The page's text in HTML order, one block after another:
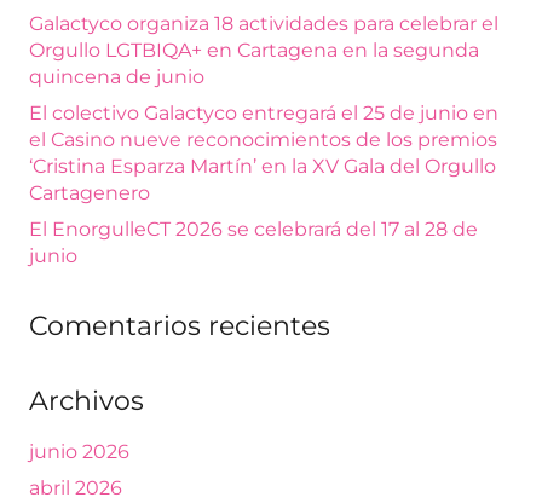
Galactyco organiza 18 actividades para celebrar el
Orgullo LGTBIQA+ en Cartagena en la segunda
quincena de junio
El colectivo Galactyco entregará el 25 de junio en
el Casino nueve reconocimientos de los premios
‘Cristina Esparza Martín’ en la XV Gala del Orgullo
Cartagenero
El EnorgulleCT 2026 se celebrará del 17 al 28 de
junio
Comentarios recientes
Archivos
junio 2026
abril 2026